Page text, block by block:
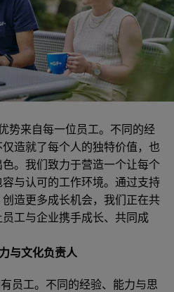
势来自每一位员工。不同的经
造就了每个人的独特价值，也
。我们致力于营造一个让每个
与认可的工作环境。通过支持
造更多成长机会，我们正在共
工与企业携手成长、共同成
与文化负责人
员工。不同的经验、能力与思